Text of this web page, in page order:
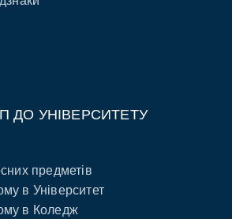
ДО УНІВЕРСИТЕТУ
предметів
в Університет
в Коледж